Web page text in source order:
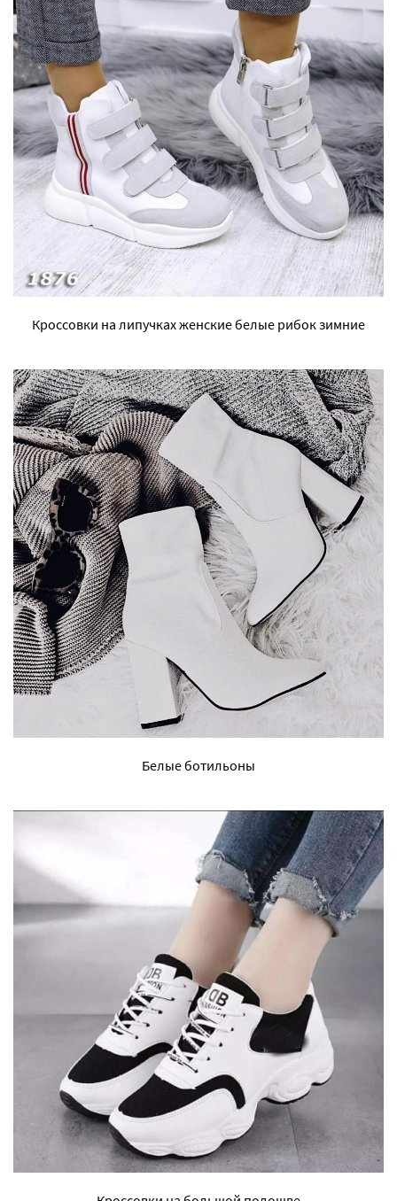
Кроссовки на липучках женские белые рибок зимние
Белые ботильоны